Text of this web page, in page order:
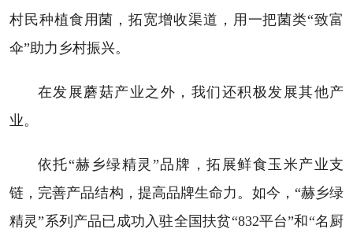
村民种植食用菌，拓宽增收渠道，用一把菌类“致富
伞”助力乡村振兴。
在发展蘑菇产业之外，我们还积极发展其他产
业。
依托“赫乡绿精灵”品牌，拓展鲜食玉米产业支
链，完善产品结构，提高品牌生命力。如今，“赫乡绿
精灵”系列产品已成功入驻全国扶贫“832平台”和“名厨